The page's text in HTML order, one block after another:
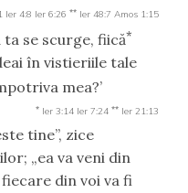
Ier 4:8 Ier 6:26 ** Ier 48:7 Amos 1:15
ta se scurge, fiică*
în vistieriile tale
mea?’
* Ier 3:14 Ier 7:24 ** Ier 21:13
tine”, zice
„ea va veni din
din voi va fi